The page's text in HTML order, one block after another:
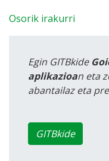
Osorik irakurri
Egin GITBkide
aplikazioan eta
abantailaz eta
GITBkide